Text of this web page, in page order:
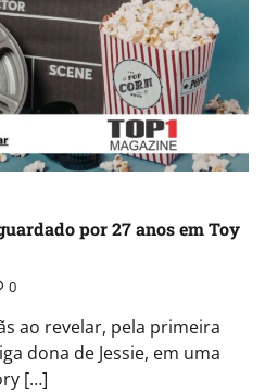
por 27 anos em Toy
0
ao revelar, pela primeira
dona de Jessie, em uma
[…]